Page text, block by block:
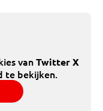
vanTwitter X
te bekijken.